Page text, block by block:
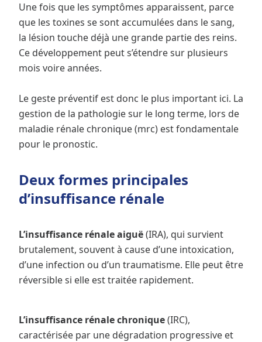
Une fois que les symptômes apparaissent, parce
que les toxines se sont accumulées dans le sang,
la lésion touche déjà une grande partie des reins.
Ce développement peut s’étendre sur plusieurs
mois voire années.
Le geste préventif est donc le plus important ici. La
gestion de la pathologie sur le long terme, lors de
maladie rénale chronique (mrc) est fondamentale
pour le pronostic.
Deux formes principales
d’insuffisance rénale
L’insuffisance rénale aiguë(IRA), qui survient
brutalement, souvent à cause d’une intoxication,
d’une infection ou d’un traumatisme. Elle peut être
réversible si elle est traitée rapidement.
L’insuffisance rénale chronique(IRC),
caractérisée par une dégradation progressive et